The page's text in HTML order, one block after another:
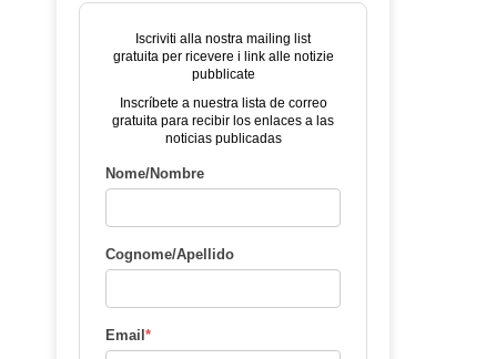
Iscriviti alla nostra mailing list
gratuita per ricevere i link alle notizie
pubblicate
Inscríbete a nuestra lista de correo
gratuita para recibir los enlaces a las
noticias publicadas
Nome/Nombre
Cognome/Apellido
Email *